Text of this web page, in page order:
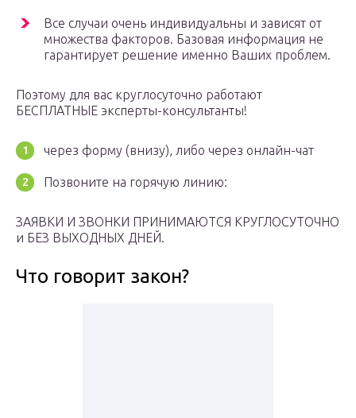
Все случаи очень индивидуальны и зависят от
множества факторов. Базовая информация не
гарантирует решение именно Ваших проблем.
Поэтому для вас круглосуточно работают
БЕСПЛАТНЫЕ эксперты-консультанты!
через форму (внизу), либо через онлайн-чат
Позвоните на горячую линию:
ЗАЯВКИ И ЗВОНКИ ПРИНИМАЮТСЯ КРУГЛОСУТОЧНО
и БЕЗ ВЫХОДНЫХ ДНЕЙ.
Что говорит закон?